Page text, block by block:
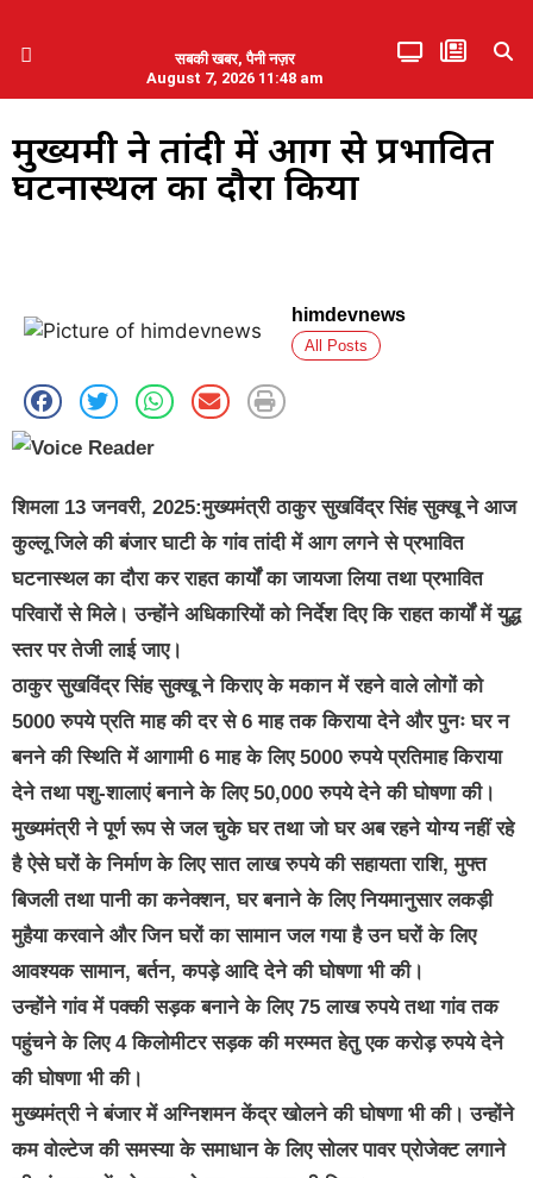
सबकी खबर, पैनी नज़र
August 7, 2026 11:48 am
मुख्यमंत्री ने तांदी में आग से प्रभावित
घटनास्थल का दौरा किया
himdevnews
All Posts
शिमला 13 जनवरी, 2025:मुख्यमंत्री ठाकुर सुखविंद्र सिंह सुक्खू ने आज
कुल्लू जिले की बंजार घाटी के गांव तांदी में आग लगने से प्रभावित
घटनास्थल का दौरा कर राहत कार्यों का जायजा लिया तथा प्रभावित
परिवारों से मिले। उन्होंने अधिकारियों को निर्देश दिए कि राहत कार्यों में युद्ध
स्तर पर तेजी लाई जाए।
ठाकुर सुखविंद्र सिंह सुक्खू ने किराए के मकान में रहने वाले लोगों को
5000 रुपये प्रति माह की दर से 6 माह तक किराया देने और पुनः घर न
बनने की स्थिति में आगामी 6 माह के लिए 5000 रुपये प्रतिमाह किराया
देने तथा पशु-शालाएं बनाने के लिए 50,000 रुपये देने की घोषणा की।
मुख्यमंत्री ने पूर्ण रूप से जल चुके घर तथा जो घर अब रहने योग्य नहीं रहे
है ऐसे घरों के निर्माण के लिए सात लाख रुपये की सहायता राशि, मुफ्त
बिजली तथा पानी का कनेक्शन, घर बनाने के लिए नियमानुसार लकड़ी
मुहैया करवाने और जिन घरों का सामान जल गया है उन घरों के लिए
आवश्यक सामान, बर्तन, कपड़े आदि देने की घोषणा भी की।
उन्होंने गांव में पक्की सड़क बनाने के लिए 75 लाख रुपये तथा गांव तक
पहुंचने के लिए 4 किलोमीटर सड़क की मरम्मत हेतु एक करोड़ रुपये देने
की घोषणा भी की।
मुख्यमंत्री ने बंजार में अग्निशमन केंद्र खोलने की घोषणा भी की। उन्होंने
कम वोल्टेज की समस्या के समाधान के लिए सोलर पावर प्रोजेक्ट लगाने